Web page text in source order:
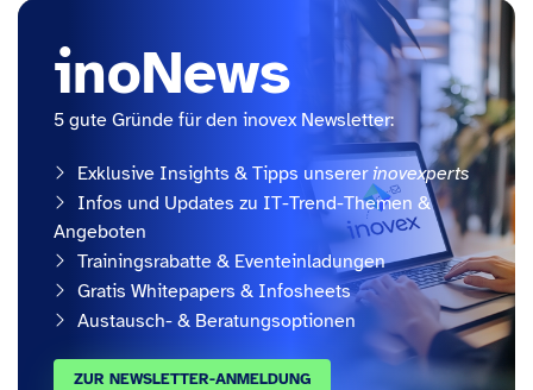
inoNews
5 gute Gründe für den inovex Newsletter:
Exklusive Insights & Tipps unserer inovexperts
Infos und Updates zu IT-Trend-Themen &
Angeboten
Trainingsrabatte & Eventeinladungen
Gratis Whitepapers & Infosheets
Austausch- & Beratungsoptionen
ZUR NEWSLETTER-ANMELDUNG